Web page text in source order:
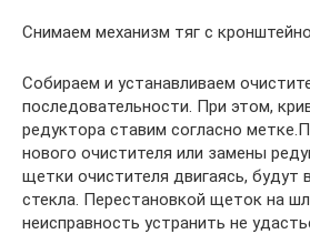
Снимаем механизм тяг с
Собираем и устанавливаем
последовательности. При этом,
редуктора ставим согласно
нового очистителя или замены
щетки очистителя двигаясь, будут
стекла. Перестановкой щеток на
неисправность устранить не